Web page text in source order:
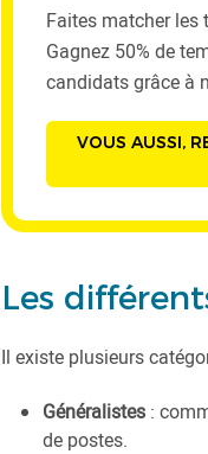
Faites matcher les
Gagnez 50% de
candidats grâce à
VOUS AUSSI,
Les
Il existe plusieurs
Généralistes :
de postes.